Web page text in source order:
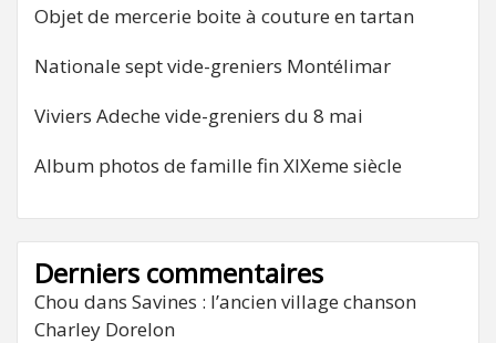
Objet de mercerie boite à couture en tartan
Nationale sept vide-greniers Montélimar
Viviers Adeche vide-greniers du 8 mai
Album photos de famille fin XIXeme siècle
Derniers commentaires
Chou dans Savines : l’ancien village chanson
Charley Dorelon